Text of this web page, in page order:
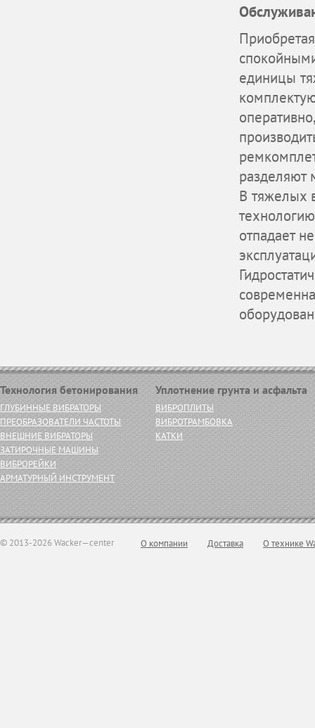
единицы
разделяют
В тяжелых
отпадает
Технология бетонирования
ГЛУБИННЫЕ ВИБРАТОРЫ
ПРЕОБРАЗОВАТЕЛИ ЧАСТОТЫ
ВНЕШНИЕ ВИБРАТОРЫ
ЗАТИРОЧНЫЕ МАШИНЫ
ВИБРОРЕЙКИ
АРМАТУРНЫЙ ИНСТРУМЕНТ
Уплотнение грунта и асфальта
ВИБРОПЛИТЫ
ВИБРОТРАМБОВКА
КАТКИ
© 2013-2026 Wacker—center О компании Доставка О технике